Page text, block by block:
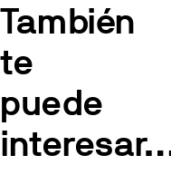
También
te
puede